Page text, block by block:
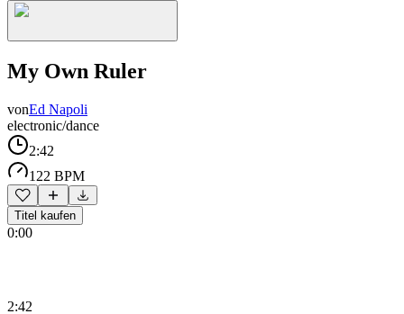
My Own Ruler
vonEd Napoli
electronic/dance
2:42
122 BPM
Titel kaufen
0:00
2:42